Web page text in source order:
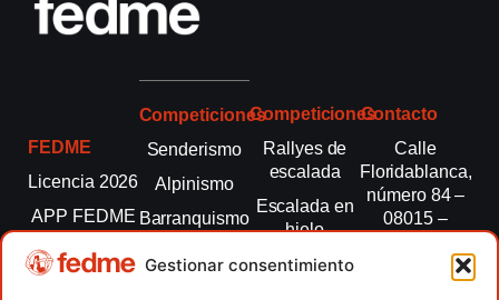
Gestionar consentimiento
FEDME
Licencia 2026
APP FEDME
Transparencia
Competiciones
Senderismo
Alpinismo
Barranquismo
montaña
Competiciones
Rallyes de
escalada
Escalada en
hielo
Esquí de
Contacto
Calle
Floridablanca,
número 84 –
08015 –
fedme@fedme.es